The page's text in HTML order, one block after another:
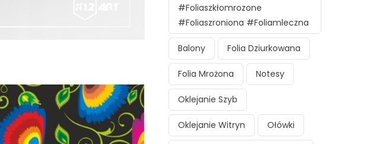
#foliaszkłomrozone
#foliaszroniona #foliamleczna
Balony Folia Dziurkowana
Folia Mrożona Notesy
Oklejanie Szyb
Oklejanie Witryn Ołówki